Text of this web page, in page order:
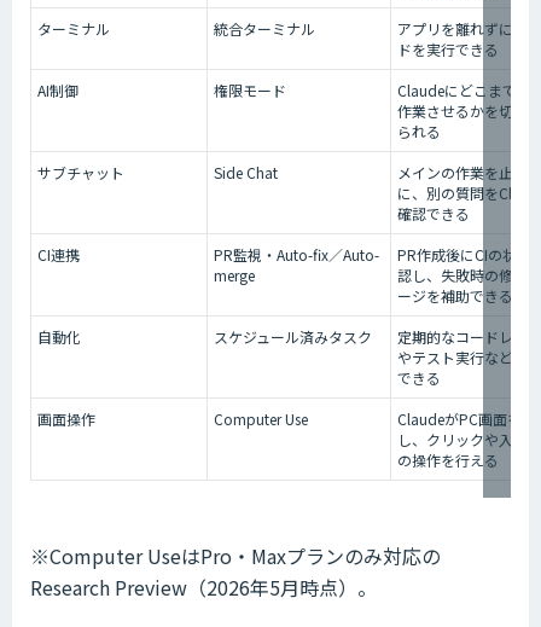
ターミナル
統合ターミナル
アプリを離れずにコ
ドを実行できる
AI制御
権限モード
Claudeにどこまで自
作業させるかを切り
られる
サブチャット
Side Chat
メインの作業を止めず
に、別の質問を
確認できる
CI連携
PR監視・Auto-fix／Auto-
merge
PR作成後にCIの状態
認し、失敗時の修正
ージを補助できる
自動化
スケジュール済みタスク
定期的なコードレビ
やテスト実行などを
できる
画面操作
Computer Use
ClaudeがPC画面を確
し、クリックや入力
の操作を行える
※Computer UseはPro・Maxプランのみ対応の
Research Preview（2026年5月時点）。